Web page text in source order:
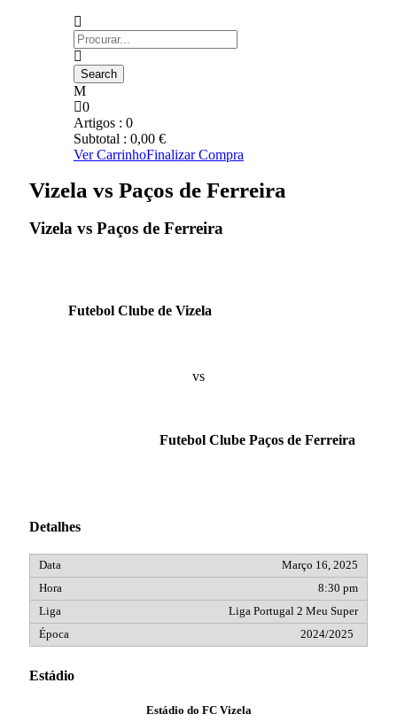
0
Artigos : 0
Subtotal : 0,00 €
Ver CarrinhoFinalizar Compra
Vizela vs Paços de Ferreira
Vizela vs Paços de Ferreira
Futebol Clube de Vizela
vs
Futebol Clube Paços de Ferreira
Detalhes
Março 16, 2025
8:30 pm
Liga Portugal 2 Meu Super
2024/2025
Estádio
Estádio do FC Vizela